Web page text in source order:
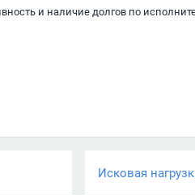
и наличие долгов по
Исковая